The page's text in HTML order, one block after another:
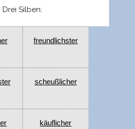
Drei Silben:
freundlichster
scheußlicher
käuflicher